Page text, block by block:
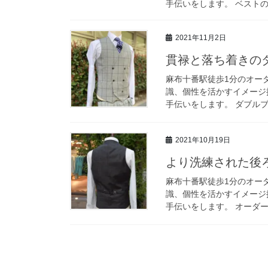
手伝いをします。 ベスト
2021年11月2日
貫禄と落ち着きの
麻布十番駅徒歩1分のオー
識、個性を活かすイメー
手伝いをします。 ダブル
2021年10月19日
より洗練された後
麻布十番駅徒歩1分のオー
識、個性を活かすイメー
手伝いをします。 オーダ